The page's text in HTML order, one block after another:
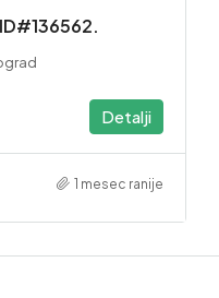
Detalji
1 mesec ranije